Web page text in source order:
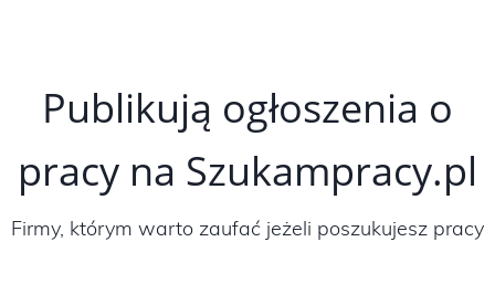
Publikują ogłoszenia o
pracy na Szukampracy.pl
Firmy, którym warto zaufać jeżeli poszukujesz pracy